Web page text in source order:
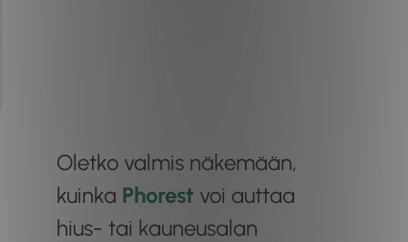
Oletko valmis näkemään,
kuinka Phorest voi auttaa
hius- tai kauneusalan